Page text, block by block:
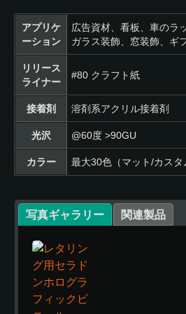
アプリケ
ーション
広告資材、看板、車のラ
ガラス装飾、窓装飾、ギ
リリース
ライナー
#80 クラフト紙
接着剤 溶剤系アクリル接着剤
光沢 @60度 >90GU
カラー 最大30色（マット/カスタ
写真ギャラリー 関連製品